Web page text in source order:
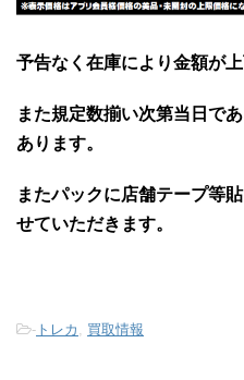
予告なく在庫により金額が
また規定数揃い次第当日で
あります。
またパックに店舗テープ等
せていただきます。
- トレカ , 買取情報